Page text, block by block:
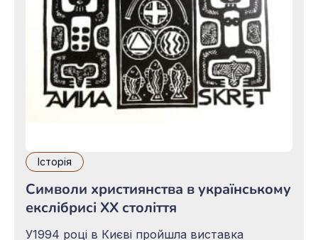
Історія
Символи християнства в українському
екслібрисі XX століття
У1994 році в Києві пройшла виставка